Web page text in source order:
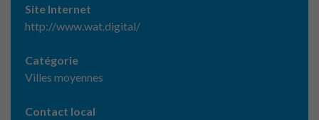
Site Internet
http://www.wat.digital/
Catégorie
Villes moyennes
Contact local